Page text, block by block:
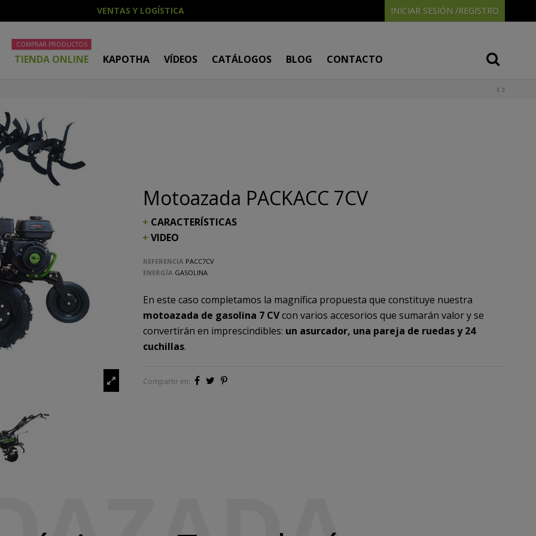
VENTAS Y LOGÍSTICA INICIAR SESIÓN /REGISTRO
TIENDA ONLINE
COMPRAR PRODUCTOS
KAPOTHA VÍDEOS CATÁLOGOS BLOG CONTACTO
Motoazada PACKACC 7CV
CARACTERÍSTICAS
VIDEO
REFERENCIA PACC7CV
ENERGÍA GASOLINA
En este caso completamos la magnífica propuesta que constituye nuestra
motoazada de gasolina 7 CVcon varios accesorios que sumarán valor y se
convertirán en imprescindibles: un asurcador, una pareja de ruedas y 24
cuchillas.
Compartir en: